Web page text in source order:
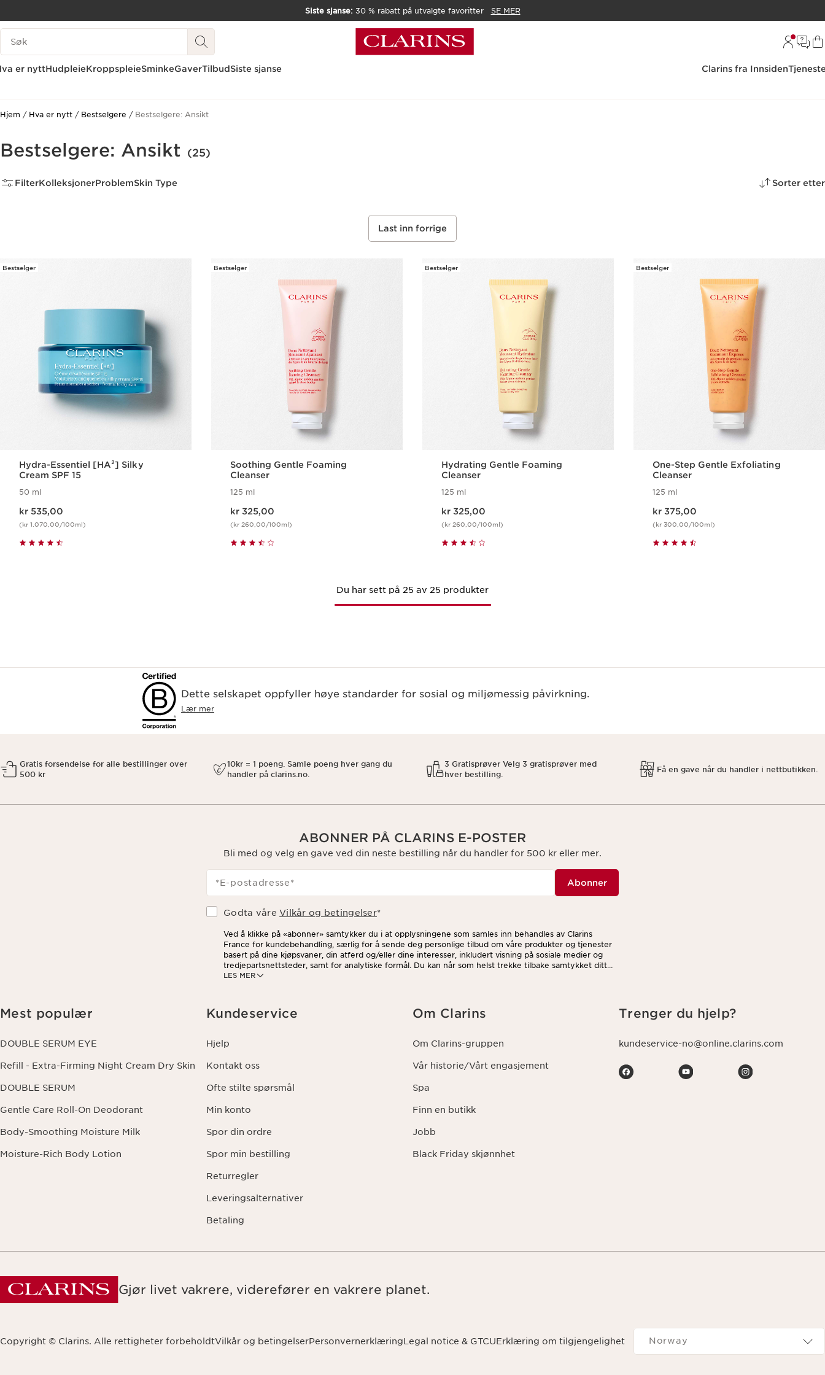
HOPP TIL INNHOLD
Siste sjanse: 30 % rabatt på utvalgte favoritter SE MER
Søk Forklaring
er nyttHudpleieKroppspleieSminkeGaverTilbudSiste sjanse Clarins fra Innsiden
Hjem Hva er nytt Bestselgere Bestselgere: Ansikt
Bestselgere: Ansikt (25)
FilterKolleksjonerProblemSkin Type Sorter etter
Last inn forrige
Bestselger
Hydra-Essentiel [HA²] Silky
Cream SPF 15
50 ml
kr 535,00
(kr 1.070,00/100ml)
Bestselger
Soothing Gentle Foaming
Cleanser
125 ml
kr 325,00
(kr 260,00/100ml)
Bestselger
Hydrating Gentle Foaming
Cleanser
125 ml
kr 325,00
(kr 260,00/100ml)
Bestselger
One-Step Gentle Exfoliating
Cleanser
125 ml
kr 375,00
(kr 300,00/100ml)
Du har sett på 25 av 25 produkter
Dette selskapet oppfyller høye standarder for sosial og miljømessig påvirkning.
Lær mer
Gratis forsendelse for alle bestillinger over
500 kr
10kr = 1 poeng. Samle poeng hver gang du
handler på clarins.no.
3 Gratisprøver Velg 3 gratisprøver med
hver bestilling.
Få en gave når du handler i nettbutikken.
ABONNER PÅ CLARINS E-POSTER
Bli med og velg en gave ved din neste bestilling når du handler for 500 kr eller mer.
*E-postadresse* Abonner
Godta våreVilkår og betingelser*
LES MER
Ved å klikke på «abonner» samtykker du i at opplysningene som samles inn behandles av Clarins
France for kundebehandling, særlig for å sende deg personlige tilbud om våre produkter og tjenester
basert på dine kjøpsvaner, din atferd og/eller dine interesser, inkludert visning på sosiale medier og
tredjepartsnettsteder, samt for analytiske formål. Du kan når som helst trekke tilbake samtykket ditt
ved å klikke på avmeldingslenken i hvert nyhetsbrev. For mer informasjon om hvordan vi behandler
Mest populær
DOUBLE SERUM EYE
Refill - Extra-Firming Night Cream Dry Skin
DOUBLE SERUM
Gentle Care Roll-On Deodorant
Body-Smoothing Moisture Milk
Moisture-Rich Body Lotion
Kundeservice
Hjelp
Kontakt oss
Ofte stilte spørsmål
Min konto
Spor din ordre
Spor min bestilling
Returregler
Leveringsalternativer
Betaling
Om Clarins
Om Clarins-gruppen
Vår historie/Vårt engasjement
Spa
Finn en butikk
Jobb
Black Friday skjønnhet
Trenger du hjelp?
kundeservice-no@online.clarins.com
Gjør livet vakrere, viderefører en vakrere planet.
Copyright © Clarins. Alle rettigheter forbeholdtVilkår og betingelserPersonvernerklæringLegal notice & GTCUErklæring om tilgjengelighet
Navigates to
Norway